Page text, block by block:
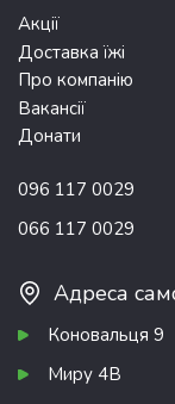
Акції
Доставка їжі
Про компанію
Вакансії
Донати
096 117 0029
066 117 0029
Адреса
Коновальця 9
Миру 4В